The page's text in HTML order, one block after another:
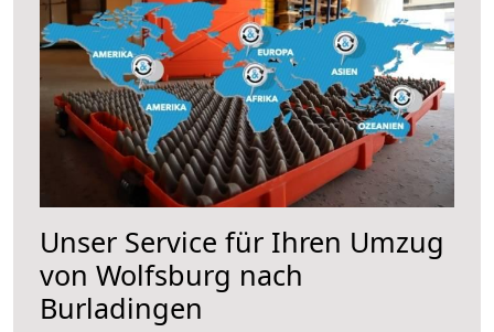
Unser Service für Ihren Umzug
von Wolfsburg nach
Burladingen